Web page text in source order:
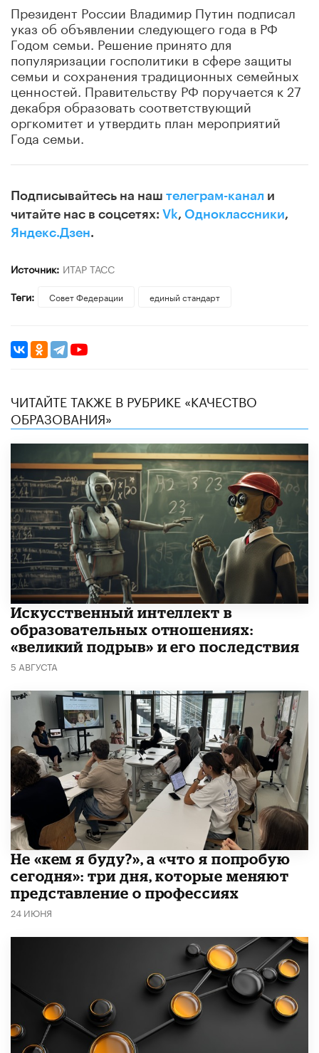
Президент России Владимир Путин подписал
указ об объявлении следующего года в РФ
Годом семьи. Решение принято для
популяризации госполитики в сфере защиты
семьи и сохранения традиционных семейных
ценностей. Правительству РФ поручается к 27
декабря образовать соответствующий
оргкомитет и утвердить план мероприятий
Года семьи.
Подписывайтесь на наш телеграм-канал и
читайте нас в соцсетях: Vk, Одноклассники,
Яндекс.Дзен.
Источник: ИТАР ТАСС
Теги:
Совет Федерации единый стандарт
ЧИТАЙТЕ ТАКЖЕ В РУБРИКЕ «КАЧЕСТВО
ОБРАЗОВАНИЯ»
​Искусственный интеллект в
образовательных отношениях:
«великий подрыв» и его последствия
5 АВГУСТА
Не «кем я буду?», а «что я попробую
сегодня»: три дня, которые меняют
представление о профессиях
24 ИЮНЯ